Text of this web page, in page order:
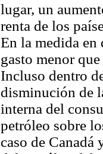
lugar, un
renta de los
En la medida en
gasto menor
Incluso dentro
disminución de
interna del
petróleo sobre
caso de